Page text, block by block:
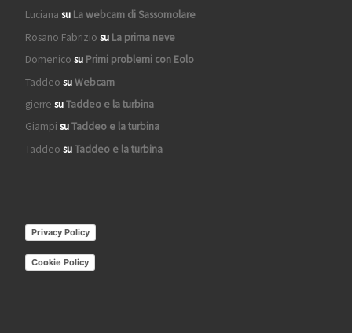
Luciana su La webcam di Sassomolare
Rosano Fabrizio su La prima neve
Domenico su Primi problemi con Eolo
Taddeo suWebcam
gierre suTaddeo e la turbina
Giampi suTaddeo e la turbina
Taddeo suTaddeo e la turbina
Privacy Policy
Cookie Policy